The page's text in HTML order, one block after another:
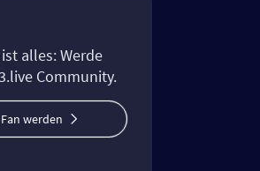
alles: Werde
Community.
werden